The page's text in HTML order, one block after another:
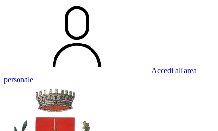
Accedi all'area
personale